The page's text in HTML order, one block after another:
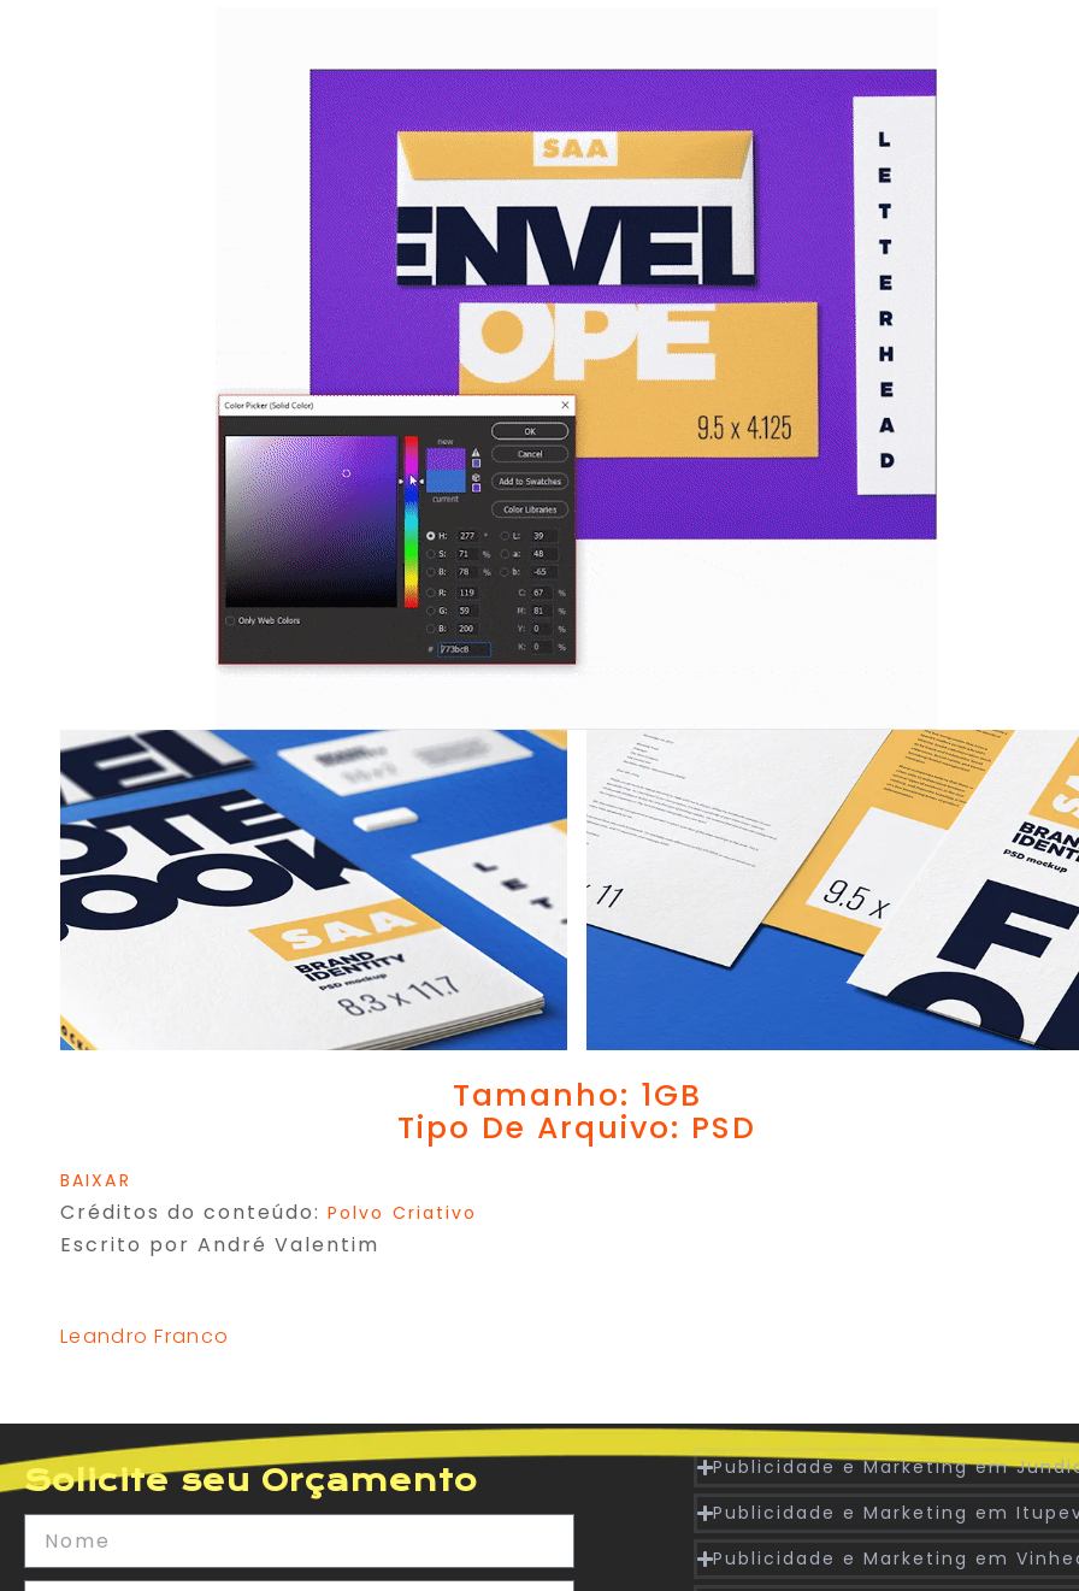
Tamanho: 1GB
Tipo De Arquivo: PSD
BAIXAR
Créditos do conteúdo: Polvo Criativo
Escrito por André Valentim
Leandro Franco
Solicite seu Orçamento
Publicidade e Marketing em
Publicidade e Marketing em
Publicidade e Marketing em